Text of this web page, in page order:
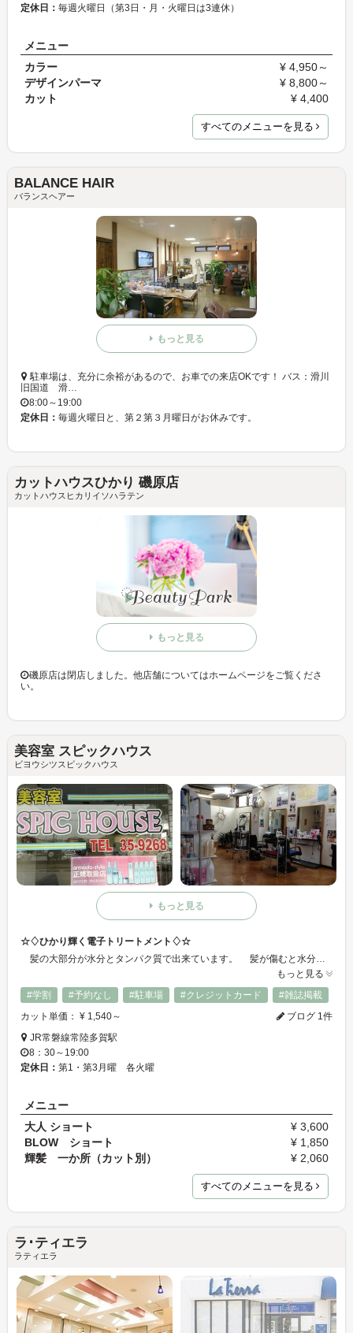
定休日： 毎週火曜日（第3日・月・火曜日は3連休）
メニュー
カラー
¥ 4,950～
デザインパーマ
¥ 8,800～
カット
¥ 4,400
すべてのメニューを見る
BALANCE HAIR
バランスヘアー
もっと見る
駐車場は、充分に余裕があるので、お車での来店OKです！ バス：滑川
旧国道 滑…
8:00～19:00
定休日： 毎週火曜日と、第２第３月曜日がお休みです。
カットハウスひかり 磯原店
カットハウスヒカリイソハラテン
もっと見る
磯原店は閉店しました。他店舗についてはホームページをご覧くださ
い。
美容室 スピックハウス
ビヨウシツスピックハウス
もっと見る
☆♢ひかり輝く電子トリートメント♢☆
髪の大部分が水分とタンパク質で出来ています。 髪が傷むと水分とタンパク質が少なくなり、キシミやパサつきを感じるようになります。 従来のトリートメントは少なくなった水分やタンパク質の代わりに髪に化学物質を埋め込み、髪の表面をシリコンなどでコーティングしてツヤをだします。 しかしコーティング剤が剥がれてしまうとまた傷んだ髪に戻ってしまいます。 電子トリートメントは、一時的に傷んだ部分をコーティングするのではなく、髪内部に浸透させることによって電子と結合している水とミネラルを補い髪の毛を太くし、タンパク質を正常に戻します。 パーマやカラーと同時に行うと傷みを防ぐばかりではなく、ウェーブの持ちやカラーの退色を防ぐ効果もあります。 原材料は海洋深層水、野生植物抽出ミネラル３０種からできています。
もっと見る
#学割
#予約なし #駐車場 #クレジットカード
#雑誌掲載
カット単価： ¥ 1,540～
ブログ 1件
JR常磐線常陸多賀駅
8：30～19:00
定休日： 第1・第3月曜 各火曜
メニュー
大人 ショート
¥ 3,600
BLOW ショート
¥ 1,850
輝髪 一か所（カット別）
¥ 2,060
すべてのメニューを見る
ラ･ティエラ
ラティエラ